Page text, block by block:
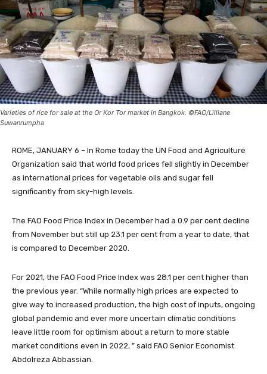
Varieties of rice for sale at the Or Kor Tor market in Bangkok. ©FAO/Lilliane
Suwanrumpha
ROME, JANUARY 6 – In Rome today the UN Food and Agriculture
Organization said that world food prices fell slightly in December
as international prices for vegetable oils and sugar fell
significantly from sky-high levels.
The FAO Food Price Index in December had a 0.9 per cent decline
from November but still up 23.1 per cent from a year to date, that
is compared to December 2020.
For 2021, the FAO Food Price Index was 28.1 per cent higher than
the previous year. “While normally high prices are expected to
give way to increased production, the high cost of inputs, ongoing
global pandemic and ever more uncertain climatic conditions
leave little room for optimism about a return to more stable
market conditions even in 2022, ” said FAO Senior Economist
Abdolreza Abbassian.